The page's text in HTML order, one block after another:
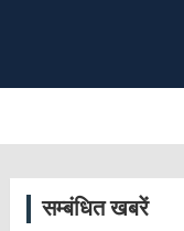
सम्बंधित खबरें